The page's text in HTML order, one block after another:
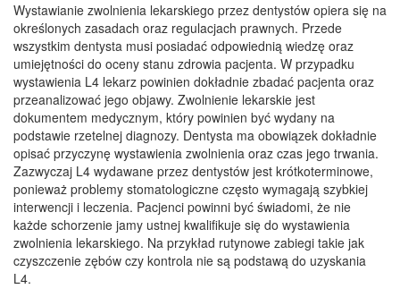
Wystawianie zwolnienia lekarskiego przez dentystów opiera się na
określonych zasadach oraz regulacjach prawnych. Przede
wszystkim dentysta musi posiadać odpowiednią wiedzę oraz
umiejętności do oceny stanu zdrowia pacjenta. W przypadku
wystawienia L4 lekarz powinien dokładnie zbadać pacjenta oraz
przeanalizować jego objawy. Zwolnienie lekarskie jest
dokumentem medycznym, który powinien być wydany na
podstawie rzetelnej diagnozy. Dentysta ma obowiązek dokładnie
opisać przyczynę wystawienia zwolnienia oraz czas jego trwania.
Zazwyczaj L4 wydawane przez dentystów jest krótkoterminowe,
ponieważ problemy stomatologiczne często wymagają szybkiej
interwencji i leczenia. Pacjenci powinni być świadomi, że nie
każde schorzenie jamy ustnej kwalifikuje się do wystawienia
zwolnienia lekarskiego. Na przykład rutynowe zabiegi takie jak
czyszczenie zębów czy kontrola nie są podstawą do uzyskania
L4.